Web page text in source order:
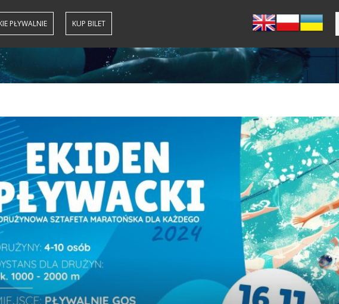
PŁYWALNIE KUP BILET